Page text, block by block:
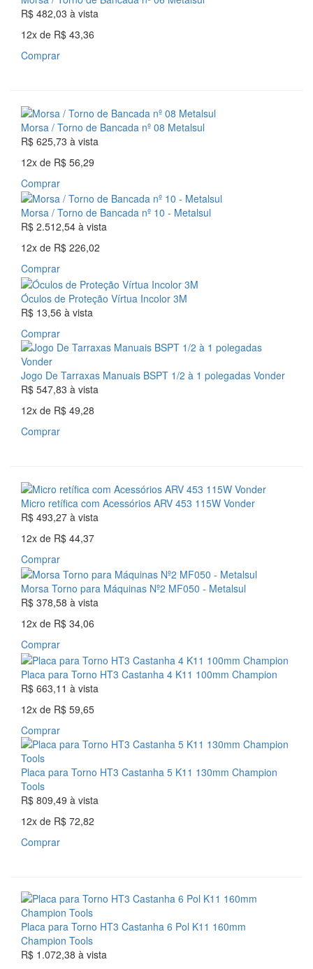
R$ 482,03 à vista
12x de R$ 43,36
Comprar
Morsa / Torno de Bancada nº 08 Metalsul
R$ 625,73 à vista
12x de R$ 56,29
Comprar
Morsa / Torno de Bancada nº 10 - Metalsul
R$ 2.512,54 à vista
12x de R$ 226,02
Comprar
Óculos de Proteção Vírtua Incolor 3M
R$ 13,56 à vista
Comprar
Jogo De Tarraxas Manuais BSPT 1/2 à 1 polegadas Vonder
R$ 547,83 à vista
12x de R$ 49,28
Comprar
Micro retífica com Acessórios ARV 453 115W Vonder
R$ 493,27 à vista
12x de R$ 44,37
Comprar
Morsa Torno para Máquinas Nº2 MF050 - Metalsul
R$ 378,58 à vista
12x de R$ 34,06
Comprar
Placa para Torno HT3 Castanha 4 K11 100mm Champion
R$ 663,11 à vista
12x de R$ 59,65
Comprar
Placa para Torno HT3 Castanha 5 K11 130mm Champion
Tools
R$ 809,49 à vista
12x de R$ 72,82
Comprar
Placa para Torno HT3 Castanha 6 Pol K11 160mm
Champion Tools
R$ 1.072,38 à vista